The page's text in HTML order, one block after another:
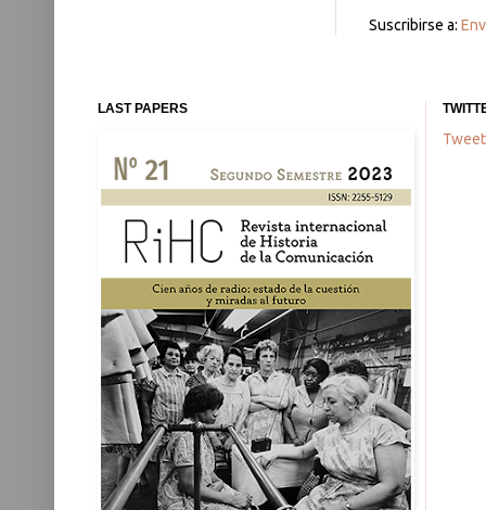
Suscribirse a:
LAST PAPERS